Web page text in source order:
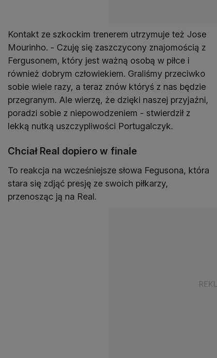
Kontakt ze szkockim trenerem utrzymuje też Jose
Mourinho. - Czuję się zaszczycony znajomością z
Fergusonem, który jest ważną osobą w piłce i
również dobrym człowiekiem. Graliśmy przeciwko
sobie wiele razy, a teraz znów któryś z nas będzie
przegranym. Ale wierzę, że dzięki naszej przyjaźni,
poradzi sobie z niepowodzeniem - stwierdził z
lekką nutką uszczypliwości Portugalczyk.
Chciał Real dopiero w finale
To reakcja na wcześniejsze słowa Fegusona, która
stara się zdjąć presję ze swoich piłkarzy,
przenosząc ją na Real.